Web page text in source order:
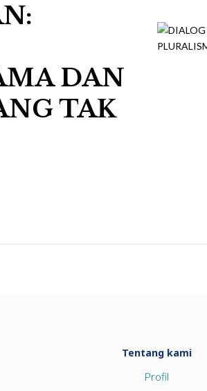
DAN
TAK
Tentang kami
Profil